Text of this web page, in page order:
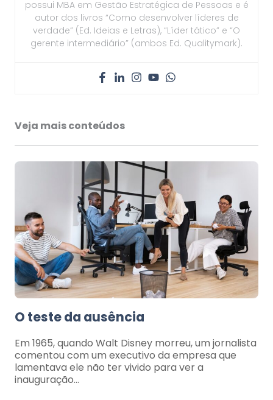
possui MBA em Gestão Estratégica de Pessoas e é
autor dos livros “Como desenvolver líderes de
verdade” (Ed. Ideias e Letras), “Líder tático” e “O
gerente intermediário” (ambos Ed. Qualitymark).
Veja mais conteúdos
O teste da ausência
Em 1965, quando Walt Disney morreu, um jornalista
comentou com um executivo da empresa que
lamentava ele não ter vivido para ver a
inauguração…